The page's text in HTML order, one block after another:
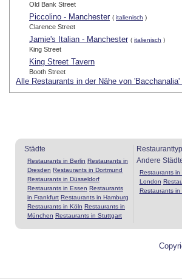
Old Bank Street
Piccolino - Manchester ( italienisch )
Clarence Street
Jamie's Italian - Manchester ( italienisch )
King Street
King Street Tavern
Booth Street
Alle Restaurants in der Nähe von 'Bacchanalia'
Städte
Restaurants in Berlin Restaurants in
Dresden Restaurants in Dortmund
Restaurants in Düsseldorf
Restaurants in Essen Restaurants
in Frankfurt Restaurants in Hamburg
Restaurants in Köln Restaurants in
München Restaurants in Stuttgart
Andere
Restaurants in
London
Restaurants in